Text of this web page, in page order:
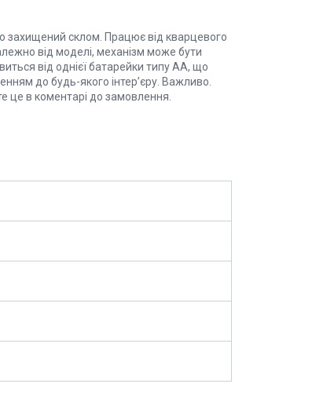
захищений склом. Працює від кварцевого
від моделі, механізм може бути
від однієї батарейки типу АА, що
до будь-якого інтер’єру. Важливо.
це в коментарі до замовлення.